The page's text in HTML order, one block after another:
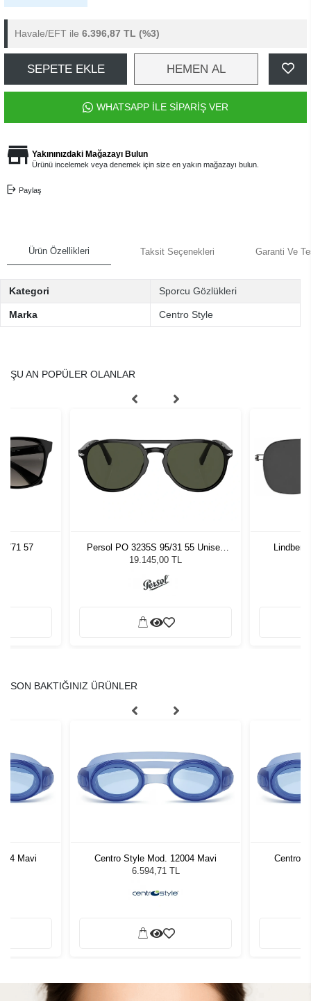
Havale/EFT ile 6.396,87 TL (%3)
SEPETE EKLE HEMEN AL
WHATSAPP İLE SİPARİŞ VER
Yakınınızdaki Mağazayı Bulun
Ürünü incelemek veya denemek için size en yakın mağazayı bulun.
Paylaş
Ürün Özellikleri Taksit Seçenekleri Garanti Ve
Kategori Sporcu Gözlükleri
Marka Centro Style
ŞU AN POPÜLER OLANLAR
71 57
Persol PO 3235S 95/31 55 Unisex
Güneş Gözlüğü
19.145,00 TL
Lindberg
SON BAKTIĞINIZ ÜRÜNLER
Mavi
Centro Style Mod. 12004 Mavi
6.594,71 TL
Centro